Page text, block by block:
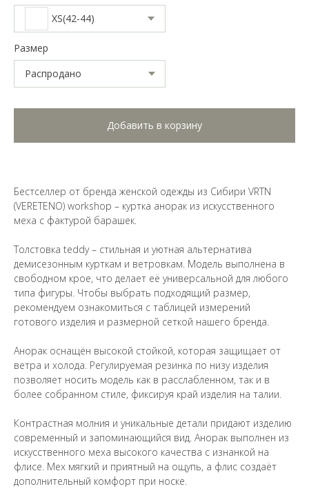
XS(42-44)
Размер
Добавить в корзину
Бестселлер от бренда женской одежды из Сибири VRTN
(VERETENO) workshop – куртка анорак из искусственного
меха с фактурой барашек.
Толстовка teddy – стильная и уютная альтернатива
демисезонным курткам и ветровкам. Модель выполнена в
свободном крое, что делает её универсальной для любого
типа фигуры. Чтобы выбрать подходящий размер,
рекомендуем ознакомиться с таблицей измерений
готового изделия и размерной сеткой нашего бренда.
Анорак оснащён высокой стойкой, которая защищает от
ветра и холода. Регулируемая резинка по низу изделия
позволяет носить модель как в расслабленном, так и в
более собранном стиле, фиксируя край изделия на талии.
Контрастная молния и уникальные детали придают изделию
современный и запоминающийся вид. Анорак выполнен из
искусственного меха высокого качества с изнанкой на
флисе. Мех мягкий и приятный на ощупь, а флис создаёт
дополнительный комфорт при носке.